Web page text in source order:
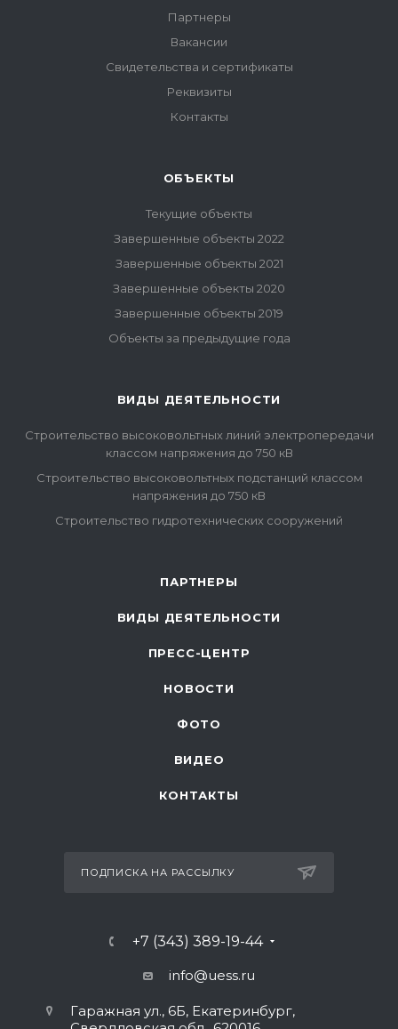
Партнеры
Вакансии
Свидетельства и сертификаты
Реквизиты
Контакты
ОБЪЕКТЫ
Текущие объекты
Завершенные объекты 2022
Завершенные объекты 2021
Завершенные объекты 2020
Завершенные объекты 2019
Объекты за предыдущие года
ВИДЫ ДЕЯТЕЛЬНОСТИ
Строительство высоковольтных линий электропередачи
классом напряжения до 750 кВ
Строительство высоковольтных подстанций классом
напряжения до 750 кВ
Строительство гидротехнических сооружений
ПАРТНЕРЫ
ВИДЫ ДЕЯТЕЛЬНОСТИ
ПРЕСС-ЦЕНТР
НОВОСТИ
ФОТО
ВИДЕО
КОНТАКТЫ
ПОДПИСКА НА РАССЫЛКУ
+7 (343) 389-19-44
info@uess.ru
Гаражная ул., 6Б, Екатеринбург,